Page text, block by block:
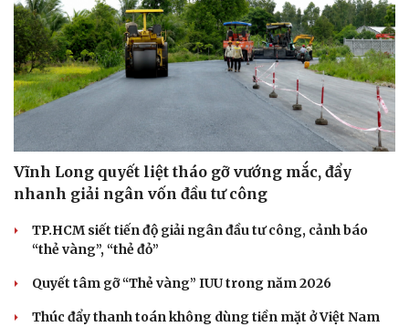
Văn hóa
Sân khấu - Điện ảnh
Âm nhạc
Nghệ sĩ
Sao Việt
Vĩnh Long quyết liệt tháo gỡ vướng mắc, đẩy
nhanh giải ngân vốn đầu tư công
TP.HCM siết tiến độ giải ngân đầu tư công, cảnh báo
“thẻ vàng”, “thẻ đỏ”
Quyết tâm gỡ “Thẻ vàng” IUU trong năm 2026
Thúc đẩy thanh toán không dùng tiền mặt ở Việt Nam